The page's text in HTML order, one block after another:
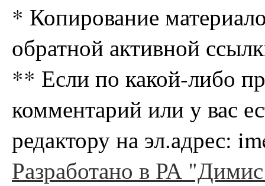
* Копирование
обратной активной
** Если по какой-либо
комментарий или у вас
редактору на эл.адрес:
Разработано в РА